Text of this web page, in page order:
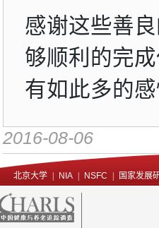
感谢这些善
够顺利的完
有如此多的
2016-08-06
北京大学 NIA NSFC 国家发展